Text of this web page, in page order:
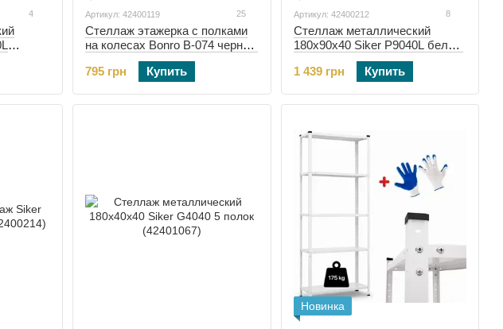
4 Артикул: 42400119 25
Стеллаж этажерка с полками
на колесах Bonro B-074 черный
(42400119)
795 грн
Купить
Артикул: 42400212 8
Стеллаж металлический
180х90х40 Siker P9040L белый
1 439 грн
Купить
Новинка